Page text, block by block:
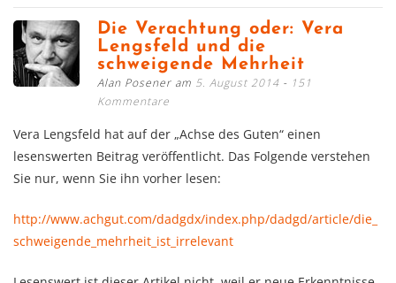
Die Verachtung oder: Vera
Lengsfeld und die
schweigende Mehrheit
Alan Posener am 5. August 2014
151
Kommentare
Vera Lengsfeld hat auf der „Achse des Guten“ einen
lesenswerten Beitrag veröffentlicht. Das Folgende verstehen
Sie nur, wenn Sie ihn vorher lesen:
http://www.achgut.com/dadgdx/index.php/dadgd/article/die_
schweigende_mehrheit_ist_irrelevant